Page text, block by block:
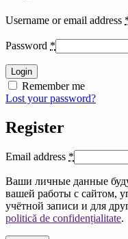
Username or email address
Password *
Login
Remember me
Lost your password?
Register
Email address *
Ваши личные данные
вашей работы с сайтом,
учётной записи и для
politică de confidențialitate.